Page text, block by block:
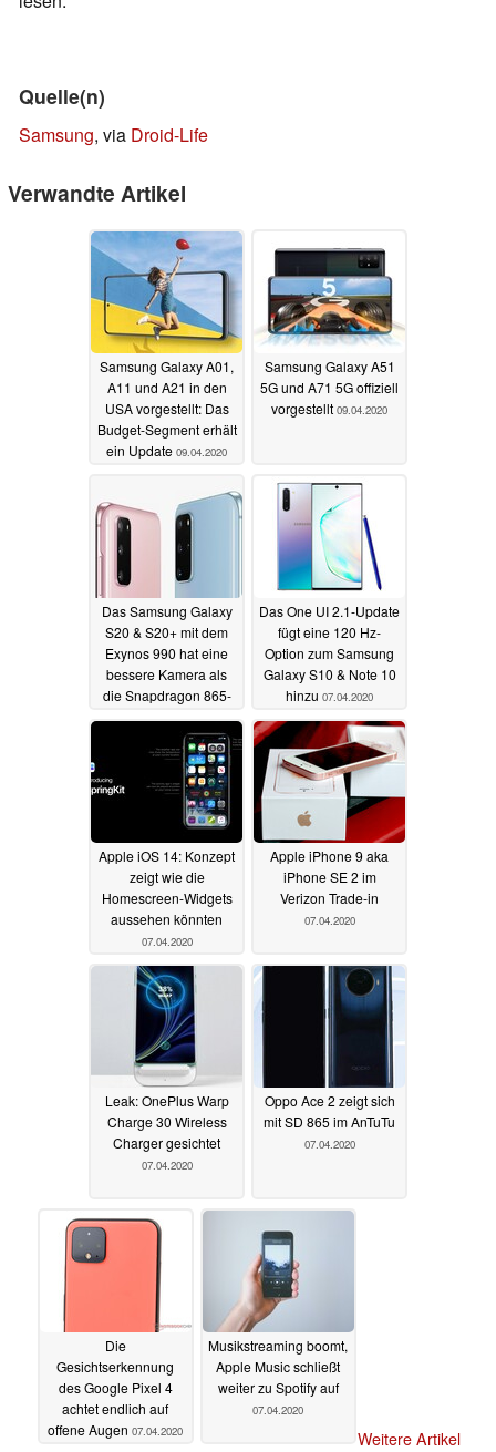
Quelle(n)
Samsung, via Droid-Life
Verwandte Artikel
Samsung Galaxy A01,
A11 und A21 in den
USA vorgestellt: Das
Budget-Segment erhält
ein Update 09.04.2020
Samsung Galaxy A51
5G und A71 5G offiziell
vorgestellt 09.04.2020
Das Samsung Galaxy
S20 & S20+ mit dem
Exynos 990 hat eine
bessere Kamera als
die Snapdragon 865-
Variante08.04.2020
Das One UI 2.1-Update
fügt eine 120 Hz-
Option zum Samsung
Galaxy S10 & Note 10
hinzu 07.04.2020
Apple iOS 14: Konzept
zeigt wie die
Homescreen-Widgets
aussehen könnten
07.04.2020
Apple iPhone 9 aka
iPhone SE 2 im
Verizon Trade-in
07.04.2020
Leak: OnePlus Warp
Charge 30 Wireless
Charger gesichtet
07.04.2020
Oppo Ace 2 zeigt sich
mit SD 865 im AnTuTu
07.04.2020
Die
Gesichtserkennung
des Google Pixel 4
achtet endlich auf
offene Augen 07.04.2020
Musikstreaming boomt,
Apple Music schließt
weiter zu Spotify auf
07.04.2020
Weitere Artikel